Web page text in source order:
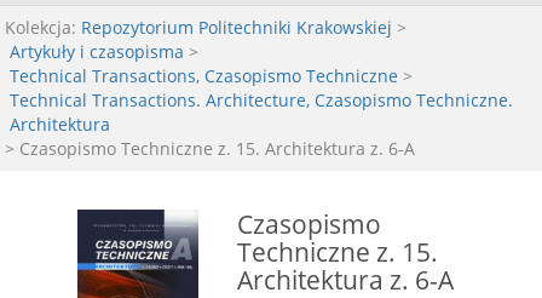
Kolekcja: Repozytorium Politechniki Krakowskiej >
Artykuły i czasopisma >
Technical Transactions, Czasopismo Techniczne >
Technical Transactions. Architecture, Czasopismo Techniczne.
Architektura
> Czasopismo Techniczne z. 15. Architektura z. 6-A
Czasopismo
Techniczne z. 15.
Architektura z. 6-A